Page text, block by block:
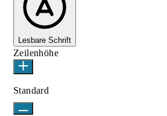
Lesbare Schrift
Zeilenhöhe
Standard